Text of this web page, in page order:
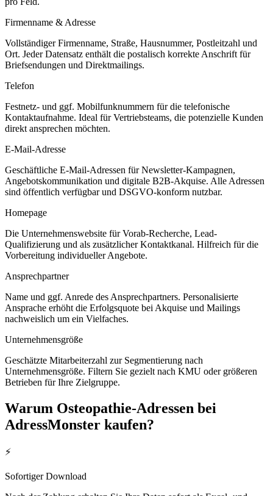
Firmenname & Adresse
Vollständiger Firmenname, Straße, Hausnummer, Postleitzahl und
Ort. Jeder Datensatz enthält die postalisch korrekte Anschrift für
Briefsendungen und Direktmailings.
Telefon
Festnetz- und ggf. Mobilfunknummern für die telefonische
Kontaktaufnahme. Ideal für Vertriebsteams, die potenzielle Kunden
direkt ansprechen möchten.
E-Mail-Adresse
Geschäftliche E-Mail-Adressen für Newsletter-Kampagnen,
Angebotskommunikation und digitale B2B-Akquise. Alle Adressen
sind öffentlich verfügbar und DSGVO-konform nutzbar.
Homepage
Die Unternehmenswebsite für Vorab-Recherche, Lead-
Qualifizierung und als zusätzlicher Kontaktkanal. Hilfreich für die
Vorbereitung individueller Angebote.
Ansprechpartner
Name und ggf. Anrede des Ansprechpartners. Personalisierte
Ansprache erhöht die Erfolgsquote bei Akquise und Mailings
nachweislich um ein Vielfaches.
Unternehmensgröße
Geschätzte Mitarbeiterzahl zur Segmentierung nach
Unternehmensgröße. Filtern Sie gezielt nach KMU oder größeren
Betrieben für Ihre Zielgruppe.
Warum Osteopathie-Adressen bei
AdressMonster kaufen?
⚡
Sofortiger Download